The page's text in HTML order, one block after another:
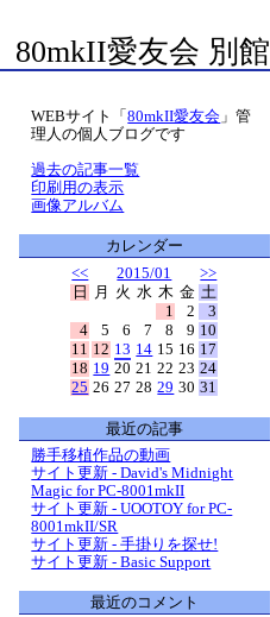
80mkII愛友会 別館
WEBサイト「80mkII愛友会 」管
理人の個人ブログです
過去の記事一覧
印刷用の表示
画像アルバム
カレンダー
<<
2015/01
>>
日
月 火 水 木 金 土
1
2
3
4
5 6 7 8 9 10
11 12 13 14 15 16 17
18 19 20 21 22 23 24
25 26 27 28 29 30 31
最近の記事
勝手移植作品の動画
サイト更新 - David's Midnight
Magic for PC-8001mkII
サイト更新 - UOOTOY for PC-
8001mkII/SR
サイト更新 - 手掛りを探せ!
サイト更新 - Basic Support
最近のコメント